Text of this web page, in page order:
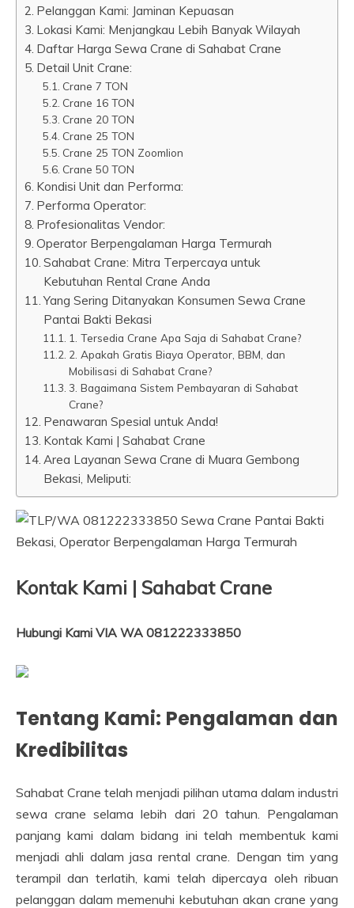
Pelanggan Kami: Jaminan Kepuasan
Lokasi Kami: Menjangkau Lebih Banyak Wilayah
Daftar Harga Sewa Crane di Sahabat Crane
Detail Unit Crane:
Crane 7 TON
Crane 16 TON
Crane 20 TON
Crane 25 TON
Crane 25 TON Zoomlion
Crane 50 TON
Kondisi Unit dan Performa:
Performa Operator:
Profesionalitas Vendor:
Operator Berpengalaman Harga Termurah
Sahabat Crane: Mitra Terpercaya untuk
Kebutuhan Rental Crane Anda
Yang Sering Ditanyakan Konsumen Sewa Crane
Pantai Bakti Bekasi
1. Tersedia Crane Apa Saja di Sahabat Crane?
2. Apakah Gratis Biaya Operator, BBM, dan
Mobilisasi di Sahabat Crane?
3. Bagaimana Sistem Pembayaran di Sahabat
Crane?
Penawaran Spesial untuk Anda!
Kontak Kami | Sahabat Crane
Area Layanan Sewa Crane di Muara Gembong
Bekasi, Meliputi:
Kontak Kami | Sahabat Crane
Hubungi Kami VIA WA 081222333850
Tentang Kami: Pengalaman dan
Kredibilitas
Sahabat Crane telah menjadi pilihan utama dalam industri
sewa crane selama lebih dari 20 tahun. Pengalaman
panjang kami dalam bidang ini telah membentuk kami
menjadi ahli dalam jasa rental crane. Dengan tim yang
terampil dan terlatih, kami telah dipercaya oleh ribuan
pelanggan dalam memenuhi kebutuhan akan crane yang